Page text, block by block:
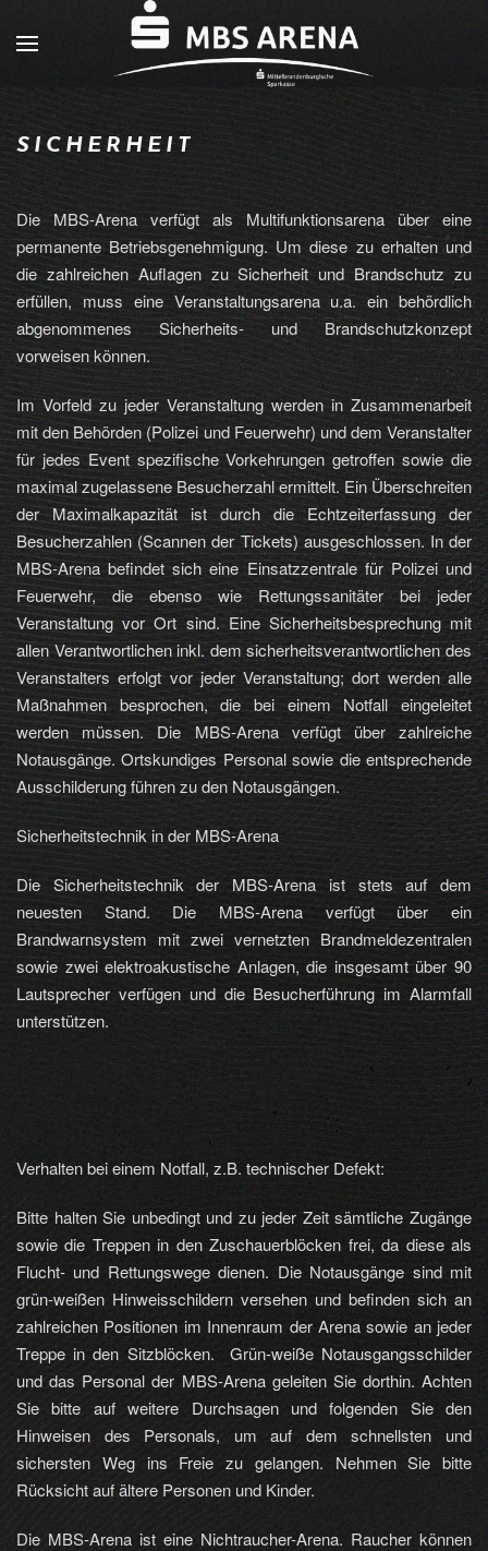
SICHERHEIT
Die MBS-Arena verfügt als Multifunktionsarena über eine
permanente Betriebsgenehmigung. Um diese zu erhalten und
die zahlreichen Auflagen zu Sicherheit und Brandschutz zu
erfüllen, muss eine Veranstaltungsarena u.a. ein behördlich
abgenommenes Sicherheits- und Brandschutzkonzept
vorweisen können.
Im Vorfeld zu jeder Veranstaltung werden in Zusammenarbeit
mit den Behörden (Polizei und Feuerwehr) und dem Veranstalter
für jedes Event spezifische Vorkehrungen getroffen sowie die
maximal zugelassene Besucherzahl ermittelt. Ein Überschreiten
der Maximalkapazität ist durch die Echtzeiterfassung der
Besucherzahlen (Scannen der Tickets) ausgeschlossen. In der
MBS-Arena befindet sich eine Einsatzzentrale für Polizei und
Feuerwehr, die ebenso wie Rettungssanitäter bei jeder
Veranstaltung vor Ort sind. Eine Sicherheitsbesprechung mit
allen Verantwortlichen inkl. dem sicherheitsverantwortlichen des
Veranstalters erfolgt vor jeder Veranstaltung; dort werden alle
Maßnahmen besprochen, die bei einem Notfall eingeleitet
werden müssen. Die MBS-Arena verfügt über zahlreiche
Notausgänge. Ortskundiges Personal sowie die entsprechende
Ausschilderung führen zu den Notausgängen.
Sicherheitstechnik in der MBS-Arena
Die Sicherheitstechnik der MBS-Arena ist stets auf dem
neuesten Stand. Die MBS-Arena verfügt über ein
Brandwarnsystem mit zwei vernetzten Brandmeldezentralen
sowie zwei elektroakustische Anlagen, die insgesamt über 90
Lautsprecher verfügen und die Besucherführung im Alarmfall
unterstützen.
Verhalten bei einem Notfall, z.B. technischer Defekt:
Bitte halten Sie unbedingt und zu jeder Zeit sämtliche Zugänge
sowie die Treppen in den Zuschauerblöcken frei, da diese als
Flucht- und Rettungswege dienen. Die Notausgänge sind mit
grün-weißen Hinweisschildern versehen und befinden sich an
zahlreichen Positionen im Innenraum der Arena sowie an jeder
Treppe in den Sitzblöcken. Grün-weiße Notausgangsschilder
und das Personal der MBS-Arena geleiten Sie dorthin. Achten
Sie bitte auf weitere Durchsagen und folgenden Sie den
Hinweisen des Personals, um auf dem schnellsten und
sichersten Weg ins Freie zu gelangen. Nehmen Sie bitte
Rücksicht auf ältere Personen und Kinder.
Die MBS-Arena ist eine Nichtraucher-Arena. Raucher können